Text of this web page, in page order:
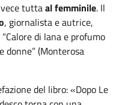
tuttaal femminile. Il
, giornalista e autrice,
di lana e profumo
donne” (Monterosa
del libro: «Dopo Le